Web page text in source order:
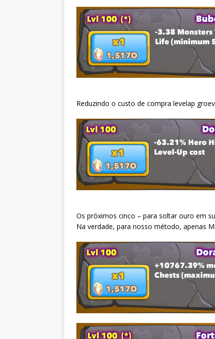
Reduzindo o custo de compra levelap
Os próximos cinco – para soltar ouro em
Na verdade, para nosso método, apenas